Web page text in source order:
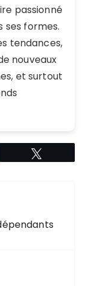
passionné
ses formes.
tendances,
nouveaux
et surtout